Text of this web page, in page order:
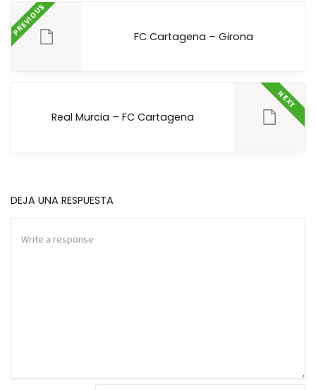
PREVIOUS FC Cartagena – Girona
NEXT
Real Murcia – FC Cartagena
DEJA UNA RESPUESTA